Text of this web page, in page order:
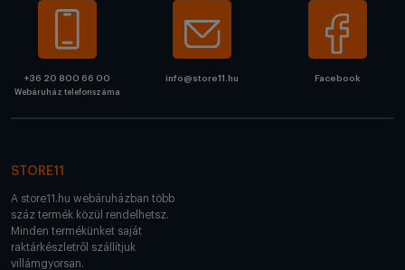
+36 20 800 66 00
Webáruház telefonszáma
info@store11.hu Facebook
STORE11
A store11.hu webáruházban több
száz termék közül rendelhetsz.
Minden termékünket saját
raktárkészletről szállítjuk
villámgyorsan.